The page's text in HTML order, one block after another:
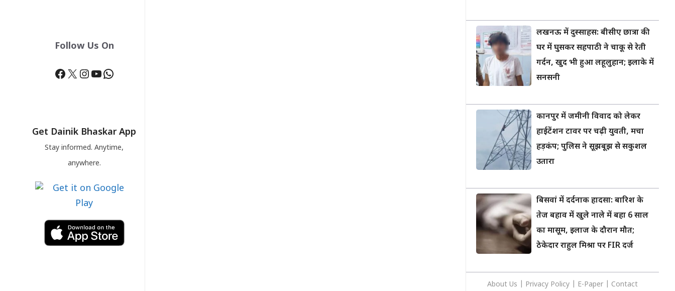
Follow Us On
Facebook
X Instagram
YouTube
WhatsApp
Get Dainik Bhaskar App
Stay informed. Anytime,
anywhere.
लखनऊ में दुस्साहस: बीसीए छात्रा की
घर में घुसकर सहपाठी ने चाकू से रेती
गर्दन, खुद भी हुआ लहूलुहान; इलाके में
सनसनी
कानपुर में जमीनी विवाद को लेकर
हाईटेंशन टावर पर चढ़ी युवती, मचा
हड़कंप; पुलिस ने सूझबूझ से सकुशल
उतारा
बिसवां में दर्दनाक हादसा: बारिश के
तेज बहाव में खुले नाले में बहा 6 साल
का मासूम, इलाज के दौरान मौत;
ठेकेदार राहुल मिश्रा पर FIR दर्ज
About Us Privacy Policy E-Paper Contact